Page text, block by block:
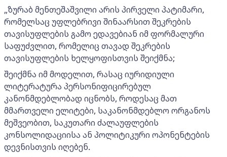
„ზურაბ მენთეშაშვილი არის პირველი პატიმარი,
რომელსაც უფლებრივი შინაარსით შეკრების
თავისუფლების გამო ედავებიან იმ ფორმალური
საფუძვლით, რომელიც თავად შეკრების
თავისუფლების ხელყოფისთვის შეიქმნა;
შეიქმნა იმ მოდელით, რასაც იურიდიული
ლიტერატურა პერსონიფიცირებულ
კანონმდებლობად იცნობს, როდესაც მათ
მმართველი ელიტები, საკანონმდებლო ორგანოს
მეშვეობით, საკუთარი ძალაუფლების
კონსოლიდაციისა ან პოლიტიკური ოპონენტების
დევნისთვის იღებენ.